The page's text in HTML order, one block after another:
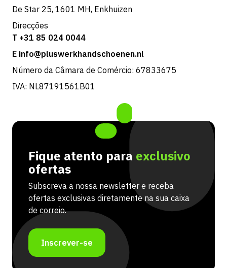
De Star 25, 1601 MH, Enkhuizen
Direcções
T +31 85 024 0044
E info@pluswerkhandschoenen.nl
Número da Câmara de Comércio: 67833675
IVA: NL87191561B01
Fique atento para exclusivo
ofertas
Subscreva a nossa newsletter e receba
ofertas exclusivas diretamente na sua caixa
de correio.
Inscrever-se